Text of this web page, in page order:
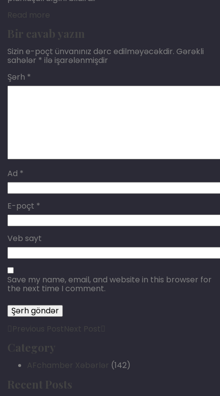
Read more
Bir cavab yazın
Sizin e-poçt ünvanınız dərc edilməyəcəkdir. Gərəkli
sahələr * ilə işarələnmişdir
Şərh *
Ad *
E-poçt *
Veb sayt
Save my name, email, and website in this browser for
the next time I comment.
Previous PostNext Post
Category
AFchamber Xəbərlər (142)
Recent Posts